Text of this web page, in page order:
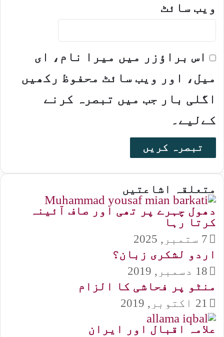
ویب‌ سائٹ
اس براؤزر میں میرا نام، ای
میل، اور ویب سائٹ محفوظ رکھیں
اگلی بار جب میں تبصرہ کرنے
کےلیے۔
متعلقہ اشاعتیں
دھول چہرے پر تھی اور صاف آئینہ
کرتا رہا
7 ستمبر, 2025
اردو لشکری زبان؟
18 دسمبر, 2019
منٹو پر فحاشی کا الزام
21 اکتوبر, 2019
علامہ اقبال اور ایران